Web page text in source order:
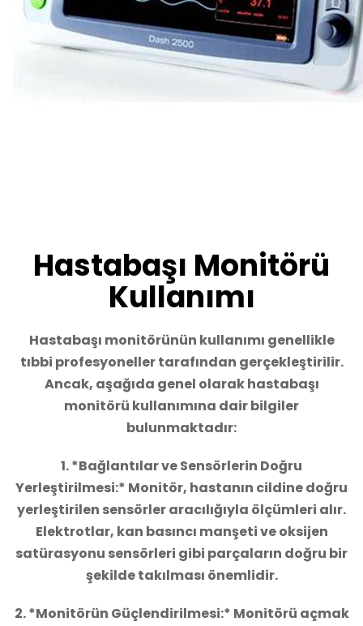
Hastabaşı Monitörü
Kullanımı
Hastabaşı monitörünün kullanımı genellikle
tıbbi profesyoneller tarafından gerçekleştirilir.
Ancak, aşağıda genel olarak hastabaşı
monitörü kullanımına dair bilgiler
bulunmaktadır:
1. *Bağlantılar ve Sensörlerin Doğru
Yerleştirilmesi:* Monitör, hastanın cildine doğru
yerleştirilen sensörler aracılığıyla ölçümleri alır.
Elektrotlar, kan basıncı manşeti ve oksijen
satürasyonu sensörleri gibi parçaların doğru bir
şekilde takılması önemlidir.
2. *Monitörün Güçlendirilmesi:* Monitörü açmak